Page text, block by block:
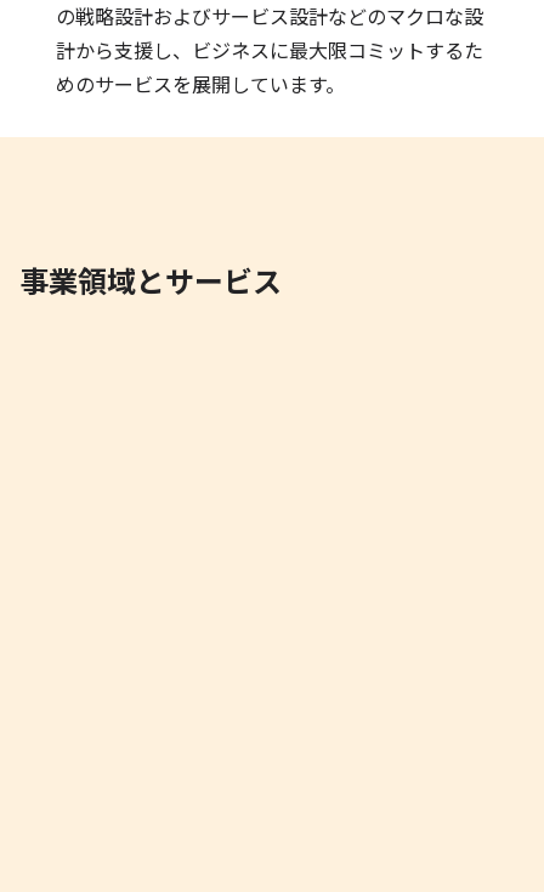
の戦略設計およびサービス設計などのマクロな設
計から支援し、ビジネスに最大限コミットするた
めのサービスを展開しています。
事業領域とサービス